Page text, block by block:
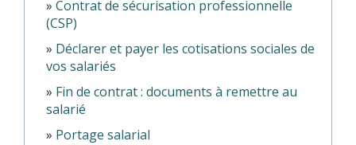
Contrat de sécurisation professionnelle
(CSP)
Déclarer et payer les cotisations sociales de
vos salariés
Fin de contrat : documents à remettre au
salarié
Portage salarial